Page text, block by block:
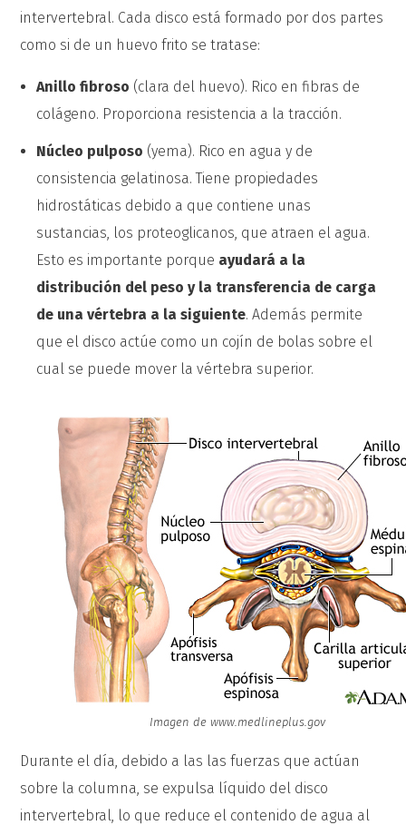
intervertebral. Cada disco está formado por dos partes
como si de un huevo frito se tratase:
Anillo fibroso (clara del huevo). Rico en fibras de
colágeno. Proporciona resistencia a la tracción.
Núcleo pulposo (yema). Rico en agua y de
consistencia gelatinosa. Tiene propiedades
hidrostáticas debido a que contiene unas
sustancias, los proteoglicanos, que atraen el agua.
Esto es importante porque ayudará a la
distribución del peso y la transferencia de carga
de una vértebra a la siguiente. Además permite
que el disco actúe como un cojín de bolas sobre el
cual se puede mover la vértebra superior.
Imagen de www.medlineplus.gov
Durante el día, debido a las las fuerzas que actúan
sobre la columna, se expulsa líquido del disco
intervertebral, lo que reduce el contenido de agua al